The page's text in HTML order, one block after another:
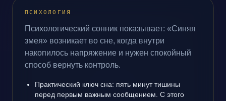
ПСИХОЛОГИЯ
Психологический сонник показывает: «Синяя
змея» возникает во сне, когда внутри
накопилось напряжение и нужен спокойный
способ вернуть контроль.
Практический ключ сна: пять минут тишины
перед первым важным сообщением. С этого